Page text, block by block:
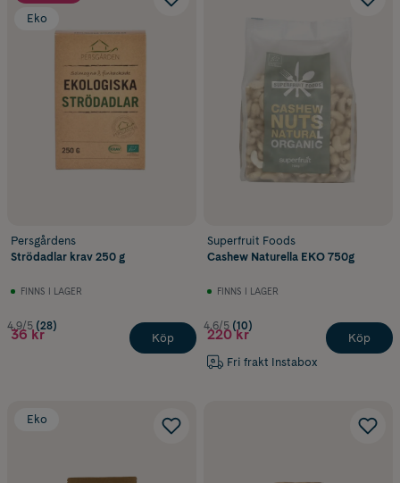
Eko
Persgårdens
Strödadlar krav 250 g
FINNS I LAGER
4.9/5 (28)
36 kr Köp
Superfruit Foods
Cashew Naturella EKO 750g
FINNS I LAGER
4.6/5 (10)
220 kr
Fri frakt Instabox
Köp
Eko